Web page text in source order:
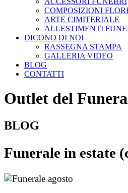
COMPOSIZIONI
ARTE CIMITERIALE
ALLESTIMENTI
DICONO DI NOI
RASSEGNA STAMPA
GALLERIA VIDEO
BLOG
CONTATTI
Outlet del
BLOG
Funerale in estate